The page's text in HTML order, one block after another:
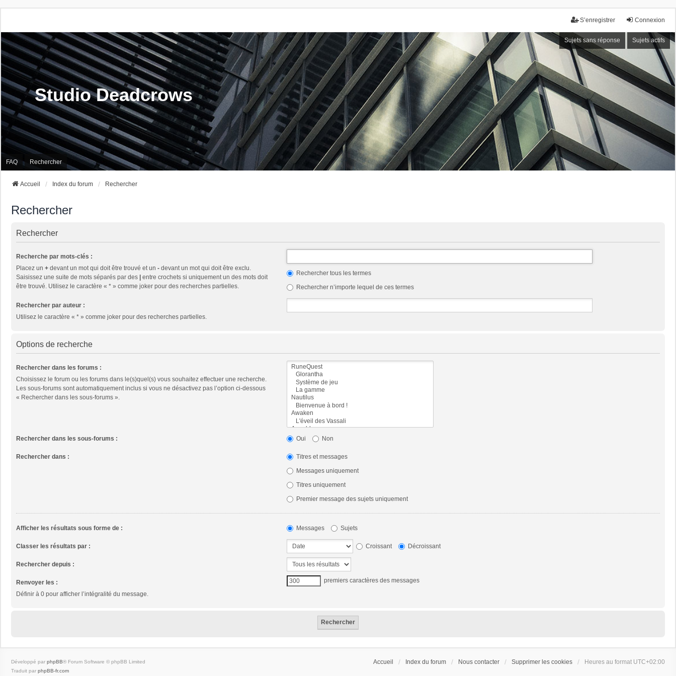
Connexion
S’enregistrer
Sujets sans réponse Sujets actifs
Studio Deadcrows
FAQ Rechercher
Accueil Index du forum Rechercher
Rechercher
Rechercher
Recherche par mots-clés :
Placez un + devant un mot qui doit être trouvé et un - devant un mot qui doit être exclu.
Saisissez une suite de mots séparés par des | entre crochets si uniquement un des mots doit
être trouvé. Utilisez le caractère « * » comme joker pour des recherches partielles.
Rechercher tous les termes
Rechercher n’importe lequel de ces termes
Rechercher par auteur :
Utilisez le caractère « * » comme joker pour des recherches partielles.
Options de recherche
Rechercher dans les forums :
Choisissez le forum ou les forums dans le(s)quel(s) vous souhaitez effectuer une recherche.
Les sous-forums sont automatiquement inclus si vous ne désactivez pas l’option ci-dessous
« Rechercher dans les sous-forums ».
Rechercher dans les sous-forums : Oui Non
Rechercher dans :
Titres et messages
Messages uniquement
Titres uniquement
Premier message des sujets uniquement
Afficher les résultats sous forme de : Messages Sujets
Classer les résultats par : Croissant Décroissant
Rechercher depuis :
Renvoyer les :
Définir à 0 pour afficher l’intégralité du message.
premiers caractères des messages
Accueil Index du forum Nous contacter Supprimer les cookies Heures au format UTC+02:00
Développé par phpBB® Forum Software © phpBB Limited
Traduit par phpBB-fr.com